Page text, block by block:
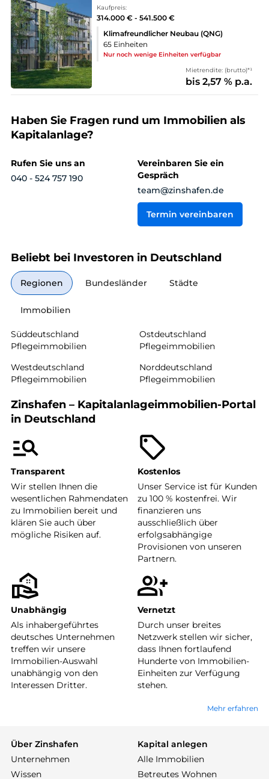
Kaufpreis:
314.000 € - 541.500 €
Klimafreundlicher Neubau (QNG)
65 Einheiten
Nur noch wenige Einheiten verfügbar
Mietrendite: (brutto)*¹
bis 2,57 % p.a.
Haben Sie Fragen rund um Immobilien als
Kapitalanlage?
Rufen Sie uns an
040 - 524 757 190
Vereinbaren Sie ein
Gespräch
team@zinshafen.de
Termin vereinbaren
Beliebt bei Investoren in Deutschland
Regionen Bundesländer Städte
Immobilien
Süddeutschland
Pflegeimmobilien
Ostdeutschland
Pflegeimmobilien
Westdeutschland
Pflegeimmobilien
Norddeutschland
Pflegeimmobilien
Zinshafen – Kapitalanlageimmobilien-Portal
in Deutschland
Transparent
Wir stellen Ihnen die
wesentlichen Rahmendaten
zu Immobilien bereit und
klären Sie auch über
mögliche Risiken auf.
Kostenlos
Unser Service ist für Kunden
zu 100 % kostenfrei. Wir
finanzieren uns
ausschließlich über
erfolgsabhängige
Provisionen von unseren
Partnern.
Unabhängig
Als inhabergeführtes
deutsches Unternehmen
treffen wir unsere
Immobilien-Auswahl
unabhängig von den
Interessen Dritter.
Vernetzt
Durch unser breites
Netzwerk stellen wir sicher,
dass Ihnen fortlaufend
Hunderte von Immobilien-
Einheiten zur Verfügung
stehen.
Mehr erfahren
Über Zinshafen
Unternehmen
Wissen
Kapital anlegen
Alle Immobilien
Betreutes Wohnen